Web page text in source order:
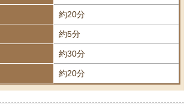
約20分
約5分
約30分
約20分